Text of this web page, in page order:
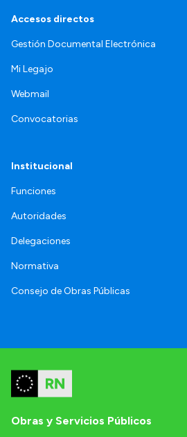
Accesos directos
Gestión Documental Electrónica
Mi Legajo
Webmail
Convocatorias
Institucional
Funciones
Autoridades
Delegaciones
Normativa
Consejo de Obras Públicas
Obras y Servicios Públicos